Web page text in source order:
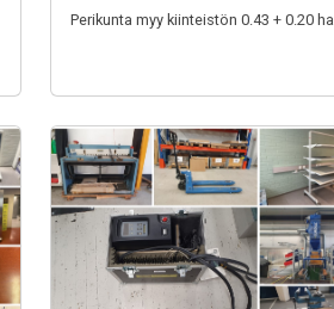
Perikunta myy kiinteistön 0.43 + 0.20 ha